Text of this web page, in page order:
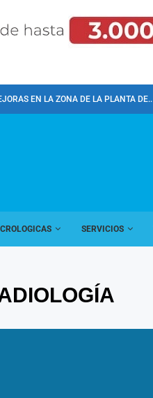
EN LA ZONA DE LA PLANTA DE...
SERVICIOS